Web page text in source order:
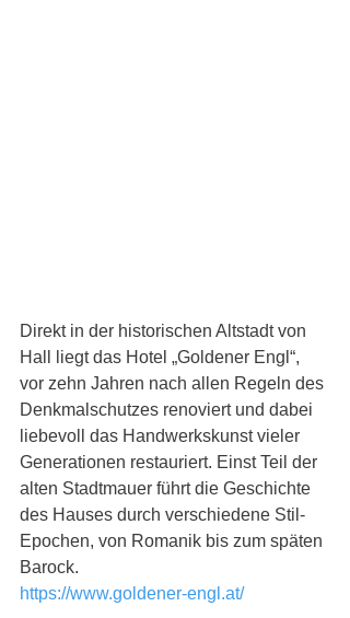
Direkt in der historischen Altstadt von
Hall liegt das Hotel „Goldener Engl“,
vor zehn Jahren nach allen Regeln des
Denkmalschutzes renoviert und dabei
liebevoll das Handwerkskunst vieler
Generationen restauriert. Einst Teil der
alten Stadtmauer führt die Geschichte
des Hauses durch verschiedene Stil-
Epochen, von Romanik bis zum späten
Barock.
https://www.goldener-engl.at/